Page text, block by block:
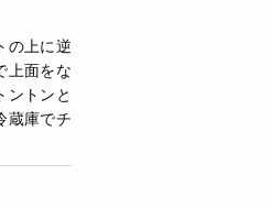
の上に逆
上面をな
ントンと
蔵庫でチ